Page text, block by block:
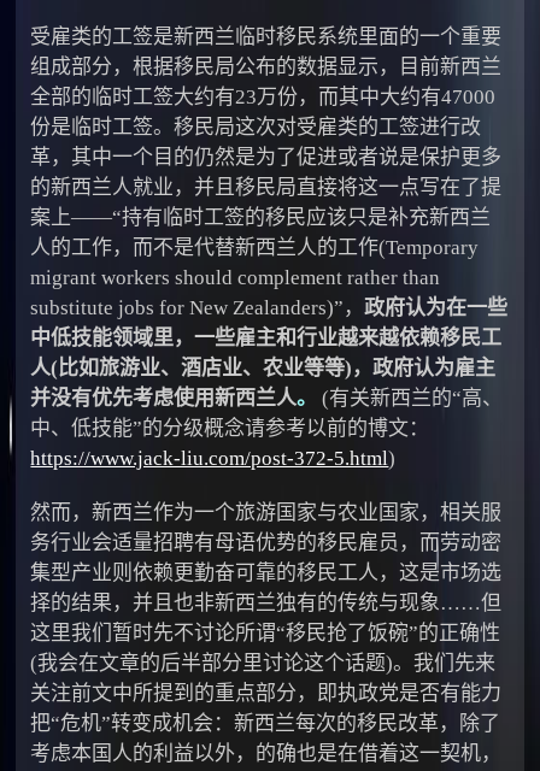
受雇类的工签是新西兰临时移民系统里面的一个重要
组成部分，根据移民局公布的数据显示，目前新西兰
全部的临时工签大约有23万份，而其中大约有47000
份是临时工签。移民局这次对受雇类的工签进行改
革，其中一个目的仍然是为了促进或者说是保护更多
的新西兰人就业，并且移民局直接将这一点写在了提
案上——“持有临时工签的移民应该只是补充新西兰
人的工作，而不是代替新西兰人的工作(Temporary
migrant workers should complement rather than
substitute jobs for New Zealanders)”，政府认为在一些
中低技能领域里，一些雇主和行业越来越依赖移民工
人(比如旅游业、酒店业、农业等等)，政府认为雇主
并没有优先考虑使用新西兰人。(有关新西兰的“高、
中、低技能”的分级概念请参考以前的博文：
https://www.jack-liu.com/post-372-5.html)
然而，新西兰作为一个旅游国家与农业国家，相关服
务行业会适量招聘有母语优势的移民雇员，而劳动密
集型产业则依赖更勤奋可靠的移民工人，这是市场选
择的结果，并且也非新西兰独有的传统与现象……但
这里我们暂时先不讨论所谓“移民抢了饭碗”的正确性
(我会在文章的后半部分里讨论这个话题)。我们先来
关注前文中所提到的重点部分，即执政党是否有能力
把“危机”转变成机会：新西兰每次的移民改革，除了
考虑本国人的利益以外，的确也是在借着这一契机，